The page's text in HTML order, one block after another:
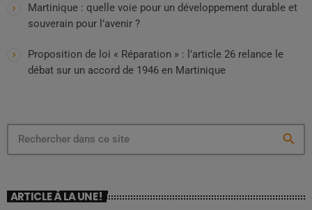
Martinique : quelle voie pour un développement durable et
souverain pour l’avenir ?
Proposition de loi « Réparation » : l’article 26 relance le
débat sur un accord de 1946 en Martinique
search
ARTICLE À LA UNE !